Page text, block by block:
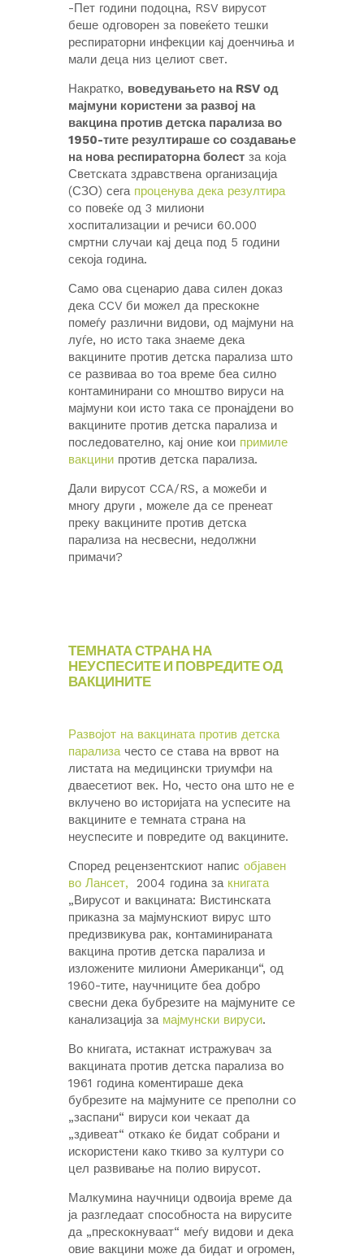
-Пет години подоцна, RSV вирусот
беше одговорен за повеќето тешки
респираторни инфекции кај доенчиња и
мали деца низ целиот свет.
Накратко, воведувањето на RSV од
мајмуни користени за развој на
вакцина против детска парализа во
1950-тите резултираше со создавање
на нова респираторна болест за која
Светската здравствена организација
(СЗО) сега проценува дека резултира
со повеќе од 3 милиони
хоспитализации и речиси 60.000
смртни случаи кај деца под 5 години
секоја година.
Само ова сценарио дава силен доказ
дека CCV би можел да прескокне
помеѓу различни видови, од мајмуни на
луѓе, но исто така знаеме дека
вакцините против детска парализа што
се развиваа во тоа време беа силно
контаминирани со мноштво вируси на
мајмуни кои исто така се пронајдени во
вакцините против детска парализа и
последователно, кај оние кои примиле
вакцини против детска парализа.
Дали вирусот CCA/RS, а можеби и
многу други , можеле да се пренеат
преку вакцините против детска
парализа на несвесни, недолжни
примачи?
ТЕМНАТА СТРАНА НА
НЕУСПЕСИТЕ И ПОВРЕДИТЕ ОД
ВАКЦИНИТЕ
Развојот на вакцината против детска
парализачесто се става на врвот на
листата на медицински триумфи на
дваесетиот век. Но, често она што не е
вклучено во историјата на успесите на
вакцините е темната страна на
неуспесите и повредите од вакцините.
Според рецензентскиот напис објавен
во Лансет,
2004 година за книгата
„Вирусот и вакцината: Вистинската
приказна за мајмунскиот вирус што
предизвикува рак, контаминираната
вакцина против детска парализа и
изложените милиони Американци“, од
1960-тите, научниците беа добро
свесни дека бубрезите на мајмуните се
канализација замајмунски вируси.
Во книгата, истакнат истражувач за
вакцината против детска парализа во
1961 година коментираше дека
бубрезите на мајмуните се преполни со
„заспани“ вируси кои чекаат да
„здивеат“ откако ќе бидат собрани и
искористени како ткиво за култури со
цел развивање на полио вирусот.
Малкумина научници одвоија време да
ја разгледаат способноста на вирусите
да „прескокнуваат“ меѓу видови и дека
овие вакцини може да бидат и огромен,